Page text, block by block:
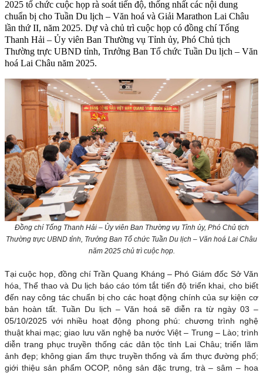
2025 tổ chức cuộc họp rà soát tiến độ, thống nhất các nội dung
chuẩn bị cho Tuần Du lịch – Văn hoá và Giải Marathon Lai Châu
lần thứ II, năm 2025. Dự và chủ trì cuộc họp có đồng chí Tống
Thanh Hải – Ủy viên Ban Thường vụ Tỉnh ủy, Phó Chủ tịch
Thường trực UBND tỉnh, Trưởng Ban Tổ chức Tuần Du lịch – Văn
hoá Lai Châu năm 2025.
Đồng chí Tống Thanh Hải – Ủy viên Ban Thường vụ Tỉnh ủy, Phó Chủ tịch
Thường trực UBND tỉnh, Trưởng Ban Tổ chức Tuần Du lịch – Văn hoá Lai Châu
năm 2025 chủ trì cuộc họp.
Tại cuộc họp, đồng chí Trần Quang Kháng – Phó Giám đốc Sở Văn
hóa, Thể thao và Du lịch báo cáo tóm tắt tiến độ triển khai, cho biết
đến nay công tác chuẩn bị cho các hoạt động chính của sự kiện cơ
bản hoàn tất. Tuần Du lịch – Văn hoá sẽ diễn ra từ ngày 03 –
05/10/2025 với nhiều hoạt động phong phú: chương trình nghệ
thuật khai mạc; giao lưu văn nghệ ba nước Việt – Trung – Lào; trình
diễn trang phục truyền thống các dân tộc tỉnh Lai Châu; triển lãm
ảnh đẹp; không gian ẩm thực truyền thống và ẩm thực đường phố;
giới thiệu sản phẩm OCOP, nông sản đặc trưng, trà – sâm – hoa